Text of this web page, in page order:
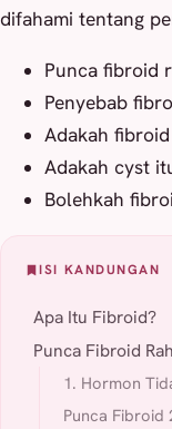
difahami tentang
Punca fibroid
Penyebab
Adakah
Adakah cyst
Bolehkah
ISI KANDUNGAN
Apa Itu Fibroid?
Punca Fibroid
1. Hormon
Punca Fibroid